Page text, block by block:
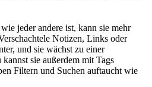
jeder andere ist, kann sie mehr
Notizen, Links oder
und sie wächst zu einer
sie außerdem mit Tags
Filtern und Suchen auftaucht wie